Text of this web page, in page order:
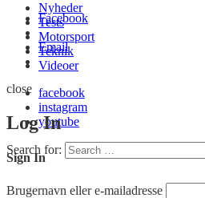
Nyheder
Tests
Motorsport
Teknik
Videoer
facebook
instagram
youtube
Search for:
Facebook
Email
close
Log In
Sign In
Brugernavn eller e-mailadresse